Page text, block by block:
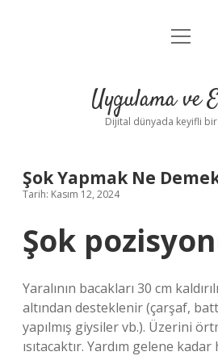
Anasayfa
Yasal Uyarı
menüyü
Uygulama ve
Dijital dünyada keyifli
Şok Yapmak Ne
Tarih: Kasım 12, 2024
Şok
Yaralının bacakları 30 cm
altından desteklenir (çarşaf,
yapılmış giysiler vb.). Üzerini
ısıtacaktır. Yardım gelene